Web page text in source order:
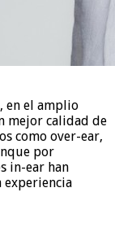
en el amplio
mejor calidad de
como over-ear,
por
in-ear han
experiencia